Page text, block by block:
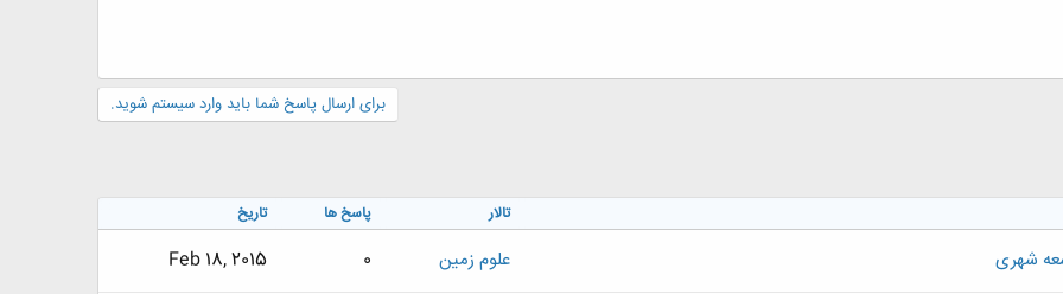
برای ارسال پاسخ شما باید وارد سیستم شوید.
تالار پاسخ ها تاریخ
شهری علوم زمین 0
Feb 18, 2015